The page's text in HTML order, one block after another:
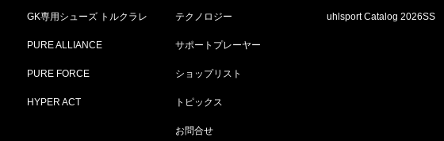
GK専用シューズ トルクラレ
PURE ALLIANCE
PURE FORCE
HYPER ACT
テクノロジー
サポートプレーヤー
ショップリスト
トピックス
お問合せ
uhlsport Catalog 2026SS